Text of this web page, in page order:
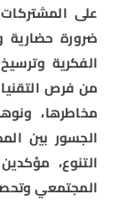
على
ضرورة حضارية
الفكرية
من فرص
مخاطرها،
الجسور بين
التنوع،
المجتمعي